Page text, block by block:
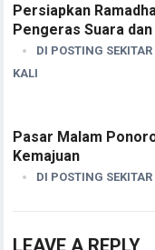
Persiapkan
Pengeras Suara
DI POSTING
KALI
Pasar Malam
Kemajuan
DI POSTING
LEAVE A REPLY